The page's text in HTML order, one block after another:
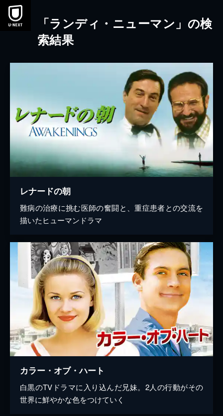
本文へスキップ
「ランディ・ニューマン」の検
索結果
レナードの朝
難病の治療に挑む医師の奮闘と、重症患者との交流を
描いたヒューマンドラマ
カラー・オブ・ハート
白黒のTVドラマに入り込んだ兄妹。2人の行動がその
世界に鮮やかな色をつけていく